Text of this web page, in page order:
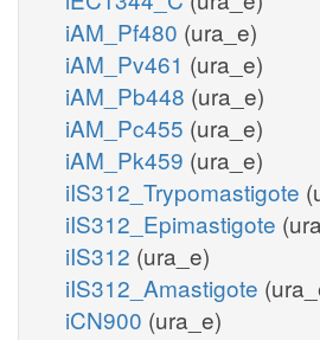
iAM_Pf480 (ura_e)
iAM_Pv461 (ura_e)
iAM_Pb448 (ura_e)
iAM_Pc455 (ura_e)
iAM_Pk459 (ura_e)
iIS312_Trypomastigote
iIS312_Epimastigote
iIS312 (ura_e)
iIS312_Amastigote
iCN900 (ura_e)